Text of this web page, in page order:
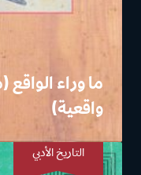
ما وراء الواقع
واقعية)
التاريخ الأدبي